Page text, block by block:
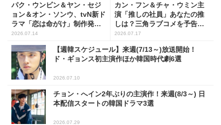
パク・ウンビン＆ヤン・セジ
ョン＆オン・ソンウ、tvN新ド
ラマ「恋は命がけ」制作発表
会に出席！(PHOTO18枚)
2026.07.14
カン・フン＆チャ・ウミン主
演「推しの社員」あなたの推
しは？三角ラブコメを予告す
る新ポスター公開
2026.07.17
【週韓スケジュール】来週(7/13～)放送開始！
ド・ギョンス初主演作ほか韓国時代劇6選
2026.07.10
チョン・へイン2年ぶりの主演作！来週(8/3～) 日
本配信スタートの韓国ドラマ3選
2026.07.29